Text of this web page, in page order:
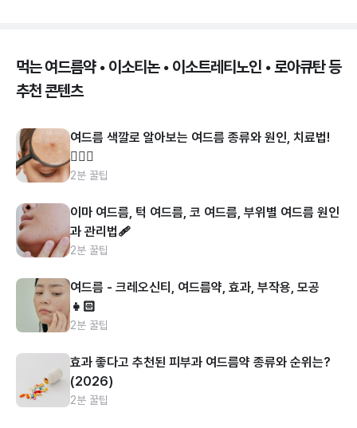
먹는 여드름약 • 이소티논 • 이소트레티노인 • 로아큐탄 등
추천 콘텐츠
여드름 색깔로 알아보는 여드름 종류와 원인, 치료법!
👩🏻‍⚕️
2분 꿀팁
이마 여드름, 턱 여드름, 코 여드름, 부위별 여드름 원인
과 관리법🩹
2분 꿀팁
여드름 - 크레오신티, 여드름약, 효과, 부작용, 모공
👧🏻
2분 꿀팁
효과 좋다고 추천된 피부과 여드름약 종류와 순위는?
(2026)
2분 꿀팁